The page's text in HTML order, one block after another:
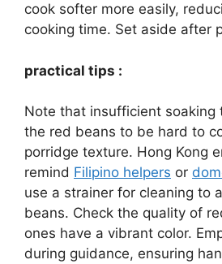
cook softer more easily,
cooking time. Set aside after
practical tips :
Note that insufficient soaking
the red beans to be hard to
porridge texture. Hong Kong
remind Filipino helpers or
use a strainer for cleaning to
beans. Check the quality of
ones have a vibrant color.
during guidance, ensuring